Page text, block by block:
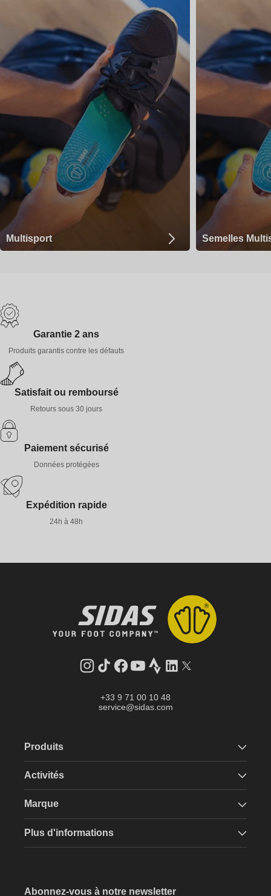
Multisport Semelles
Garantie 2 ans
Produits garantis contre les défauts
Satisfait ou remboursé
Retours sous 30 jours
Paiement sécurisé
Données protégées
Expédition rapide
24h à 48h
Instagram
Tik
Facebook
YouTube
StravaLinkedInTwitter
+33 9 71 00 10 48
service@sidas.com
Produits
Activités
Marque
Plus d'informations
Abonnez-vous à notre newsletter